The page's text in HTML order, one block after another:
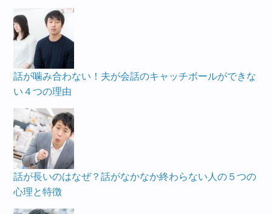
話が噛み合わない！夫が会話のキャッチボールができな
い４つの理由
話が長いのはなぜ？話がなかなか終わらない人の５つの
心理と特徴